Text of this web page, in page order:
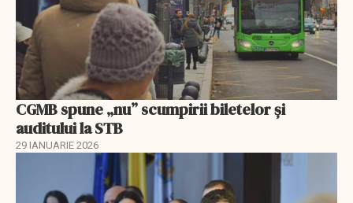
CGMB spune „nu” scumpirii biletelor și
auditului la STB
29 IANUARIE 2026